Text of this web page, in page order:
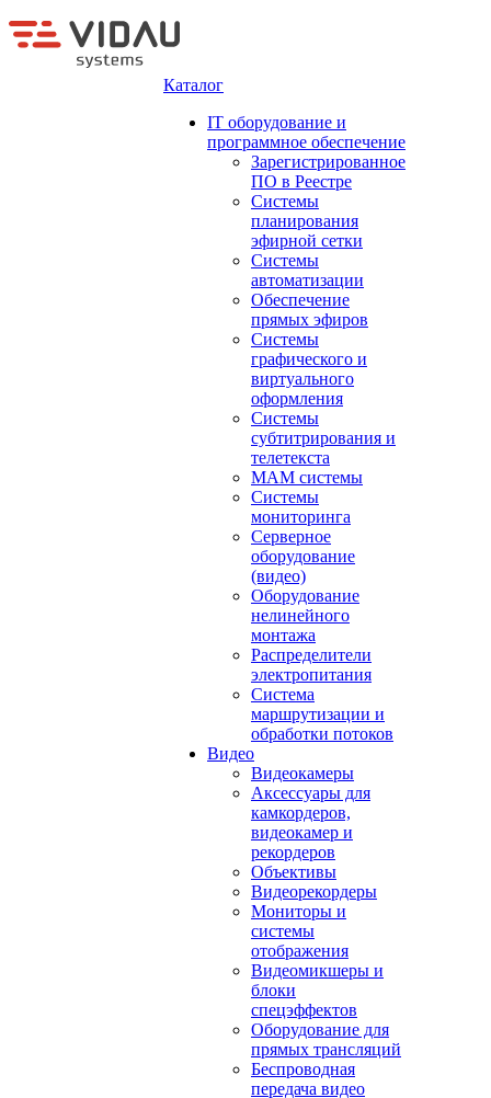
Каталог
IT оборудование и
программное обеспечение
Зарегистрированное
ПО в Реестре
Системы
планирования
эфирной сетки
Системы
автоматизации
Обеспечение
прямых эфиров
Системы
графического и
виртуального
оформления
Системы
субтитрирования и
телетекста
MAM системы
Системы
мониторинга
Серверное
оборудование
(видео)
Оборудование
нелинейного
монтажа
Распределители
электропитания
Система
маршрутизации и
обработки потоков
Видео
Видеокамеры
Аксессуары для
камкордеров,
видеокамер и
рекордеров
Объективы
Видеорекордеры
Мониторы и
системы
отображения
Видеомикшеры и
блоки
спецэффектов
Оборудование для
прямых трансляций
Беспроводная
передача видео